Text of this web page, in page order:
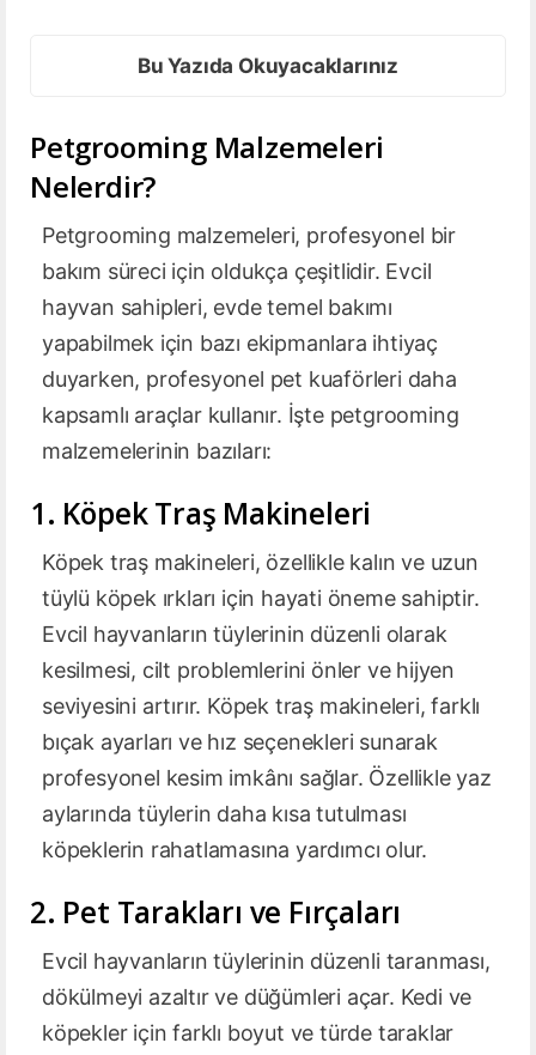
Bu Yazıda Okuyacaklarınız
Petgrooming Malzemeleri
Nelerdir?
Petgrooming malzemeleri, profesyonel bir
bakım süreci için oldukça çeşitlidir. Evcil
hayvan sahipleri, evde temel bakımı
yapabilmek için bazı ekipmanlara ihtiyaç
duyarken, profesyonel pet kuaförleri daha
kapsamlı araçlar kullanır. İşte petgrooming
malzemelerinin bazıları:
1. Köpek Traş Makineleri
Köpek traş makineleri, özellikle kalın ve uzun
tüylü köpek ırkları için hayati öneme sahiptir.
Evcil hayvanların tüylerinin düzenli olarak
kesilmesi, cilt problemlerini önler ve hijyen
seviyesini artırır. Köpek traş makineleri, farklı
bıçak ayarları ve hız seçenekleri sunarak
profesyonel kesim imkânı sağlar. Özellikle yaz
aylarında tüylerin daha kısa tutulması
köpeklerin rahatlamasına yardımcı olur.
2. Pet Tarakları ve Fırçaları
Evcil hayvanların tüylerinin düzenli taranması,
dökülmeyi azaltır ve düğümleri açar. Kedi ve
köpekler için farklı boyut ve türde taraklar